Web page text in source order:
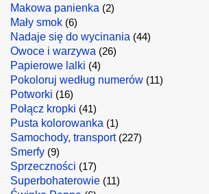
Makowa panienka (2)
Mały smok (6)
Nadaje się do wycinania (44)
Owoce i warzywa (26)
Papierowe lalki (4)
Pokoloruj według numerów (11)
Potworki (16)
Połącz kropki (41)
Pusta kolorowanka (1)
Samochody, transport(227)
Smerfy (9)
Sprzeczności (17)
Superbohaterowie (11)